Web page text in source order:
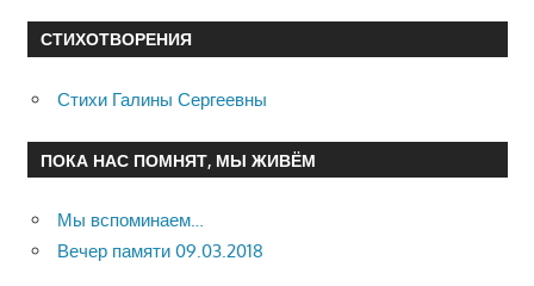
СТИХОТВОРЕНИЯ
Стихи Галины Сергеевны
ПОКА НАС ПОМНЯТ, МЫ ЖИВЁМ
Мы вспоминаем…
Вечер памяти 09.03.2018